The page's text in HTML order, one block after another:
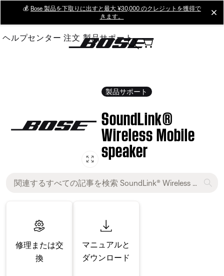
Main
💰 Bose 製品を下取りに出すと最大 ¥30,000 のクレジットを獲得で
きます。
ヘルプセンター 注文 製品サポート
製品サポート
SoundLink®
Wireless Mobile
speaker
修理または交
換
マニュアルと
ダウンロード